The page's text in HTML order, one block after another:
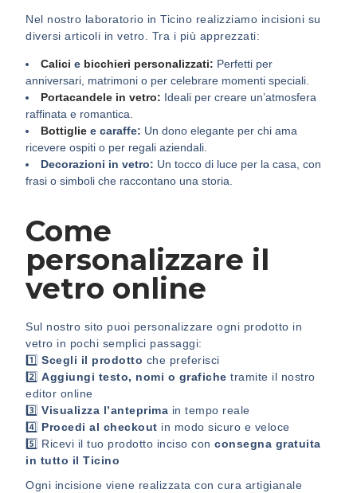
Nel nostro laboratorio in Ticino realizziamo incisioni su
diversi articoli in vetro. Tra i più apprezzati:
Calici e bicchieri personalizzati: Perfetti per
anniversari, matrimoni o per celebrare momenti speciali.
Portacandele in vetro: Ideali per creare un’atmosfera
raffinata e romantica.
Bottiglie e caraffe: Un dono elegante per chi ama
ricevere ospiti o per regali aziendali.
Decorazioni in vetro: Un tocco di luce per la casa, con
frasi o simboli che raccontano una storia.
Come
personalizzare il
vetro online
Sul nostro sito puoi personalizzare ogni prodotto in
vetro in pochi semplici passaggi:
1️⃣Scegli il prodotto che preferisci
2️⃣Aggiungi testo, nomi o grafiche tramite il nostro
editor online
3️⃣Visualizza l’anteprima in tempo reale
4️⃣ Procedi al checkout in modo sicuro e veloce
5️⃣ Ricevi il tuo prodotto inciso conconsegna gratuita
in tutto il Ticino
Ogni incisione viene realizzata con cura artigianale